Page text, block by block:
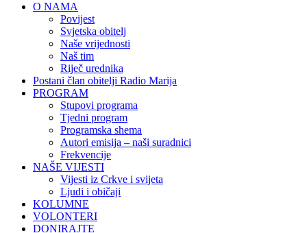
O NAMA
Povijest
Svjetska obitelj
Naše vrijednosti
Naš tim
Riječ urednika
Postani član obitelji Radio Marija
PROGRAM
Stupovi programa
Tjedni program
Programska shema
Autori emisija – naši suradnici
Frekvencije
NAŠE VIJESTI
Vijesti iz Crkve i svijeta
Ljudi i običaji
KOLUMNE
VOLONTERI
DONIRAJTE